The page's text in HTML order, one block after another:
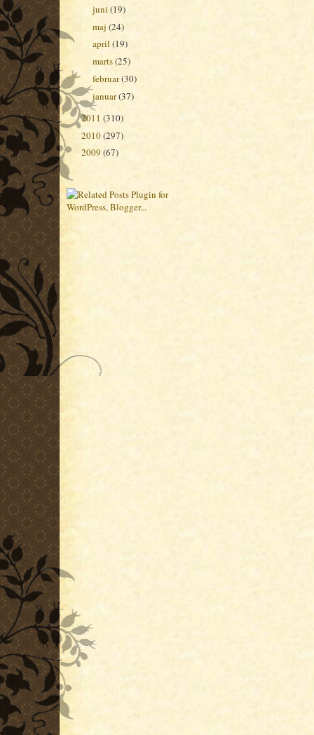
juni (19)
maj (24)
april (19)
marts(25)
► februar(30)
► januar(37)
►2011 (310)
2010(297)
► 2009 (67)